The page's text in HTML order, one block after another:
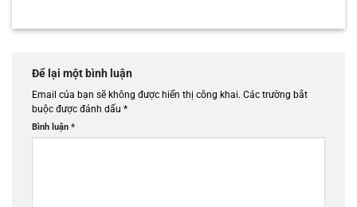
Để lại một bình luận
Email của bạn sẽ không được hiển thị công khai. Các trường bắt
buộc được đánh dấu *
Bình luận *